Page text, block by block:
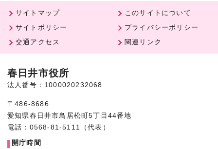
サイトマップ
このサイトについて
サイトポリシー
プライバシーポリシー
交通アクセス
関連リンク
春日井市役所
法人番号：1000020232068
〒486-8686
愛知県春日井市鳥居松町5丁目44番地
電話：0568-81-5111（代表）
開庁時間